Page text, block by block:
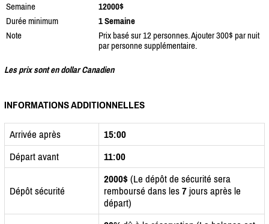
Semaine
12000$
Durée minimum
1 Semaine
Note
Prix basé sur 12 personnes. Ajouter 300$ par nuit
par personne supplémentaire.
Les prix sont en dollar Canadien
INFORMATIONS ADDITIONNELLES
Arrivée après
15:00
Départ avant
11:00
Dépôt sécurité
2000$ (Le dépôt de sécurité sera
remboursé dans les 7 jours après le
départ)